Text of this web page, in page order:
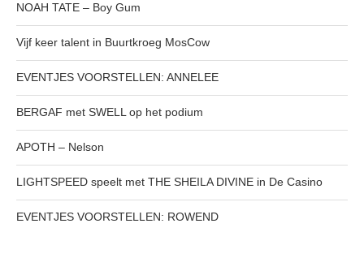
NOAH TATE – Boy Gum
Vijf keer talent in Buurtkroeg MosCow
EVENTJES VOORSTELLEN: ANNELEE
BERGAF met SWELL op het podium
APOTH – Nelson
LIGHTSPEED speelt met THE SHEILA DIVINE in De Casino
EVENTJES VOORSTELLEN: ROWEND